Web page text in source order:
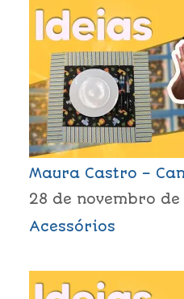
Maura Castro –
28 de novembro de
Acessórios